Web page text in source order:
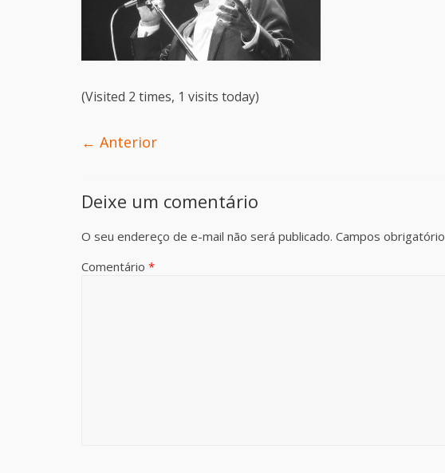
(Visited 2 times, 1 visits today)
← Anterior
Deixe um comentário
O seu endereço de e-mail não será publicado. Campos
Comentário *